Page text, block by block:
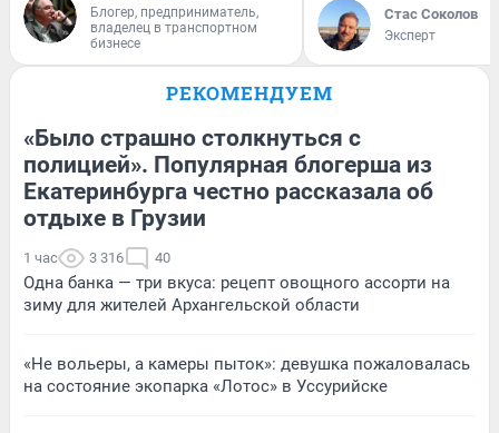
Блогер, предприниматель,
владелец в транспортном
бизнесе
Стас Соколов
Эксперт
РЕКОМЕНДУЕМ
«Было страшно столкнуться с
полицией». Популярная блогерша из
Екатеринбурга честно рассказала об
отдыхе в Грузии
1 час 3 316 40
Одна банка — три вкуса: рецепт овощного ассорти на
зиму для жителей Архангельской области
«Не вольеры, а камеры пыток»: девушка пожаловалась
на состояние экопарка «Лотос» в Уссурийске